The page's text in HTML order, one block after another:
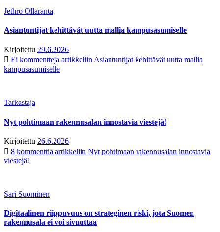
Jethro Ollaranta
Asiantuntijat kehittävät uutta mallia kampusasumiselle
Kirjoitettu 29.6.2026
Ei kommentteja artikkeliin Asiantuntijat kehittävät uutta mallia
kampusasumiselle
Tarkastaja
Nyt pohtimaan rakennusalan innostavia viestejä!
Kirjoitettu 26.6.2026
8 kommenttia artikkeliin Nyt pohtimaan rakennusalan innostavia
viestejä!
Sari Suominen
Digitaalinen riippuvuus on strateginen riski, jota Suomen
rakennusala ei voi sivuuttaa